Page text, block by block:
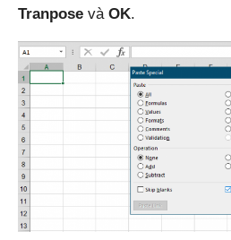
Tranpose và OK.